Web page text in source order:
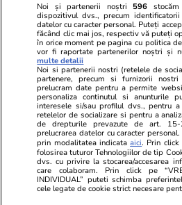
Horoscop
Horoscop Urania |
perioada 25 – 31 iulie
Vărsător
Știri România
Rezultatele loto din 23
câștigătoare extrase joi
Noi și partenerii noștri 596
dispozitivul dvs., precum
datelor cu caracter personal. Puteți
făcând clic mai jos, respectiv vă puteți
în orice moment pe pagina cu politica
vor fi raportate partenerilor noștri și
multe detalii
Noi si partenerii nostri (retelele de
partenere, precum si furnizorii
prelucram date pentru a permite
personaliza continutul si anunturile
interesele si/sau profilul dvs., pentru
retelelor de socializare si pentru a
de drepturile prevazute de art.
prelucrarea datelor cu caracter
prin modalitatea indicataaici. Prin click
folosirea tuturor Tehnologiilor de tip
dvs. cu privire la stocarea/accesarea
care colaboram. Prin click pe
INDIVIDUAL” puteti schimba
cele legate de cookie strict necesare